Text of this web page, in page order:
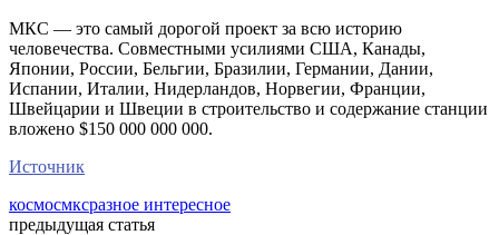
МКС — это самый дорогой проект за всю историю
человечества. Совместными усилиями США, Канады,
Японии, России, Бельгии, Бразилии, Германии, Дании,
Испании, Италии, Нидерландов, Норвегии, Франции,
Швейцарии и Швеции в строительство и содержание станции
вложено $150 000 000 000.
Источник
космосмксразное интересное
предыдущая статья